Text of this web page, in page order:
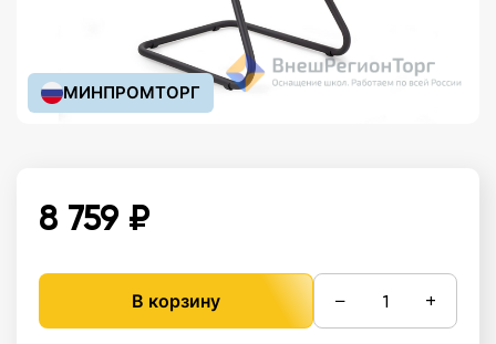
МИНПРОМТОРГ
8 759 ₽
В корзину − +